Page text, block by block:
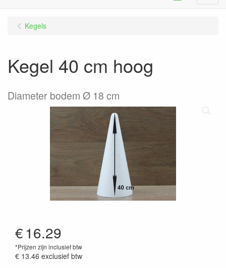
Kegels
Kegel 40 cm hoog
Diameter bodem Ø 18 cm
€16.29
*Prijzen zijn inclusief btw
€ 13.46 exclusief btw